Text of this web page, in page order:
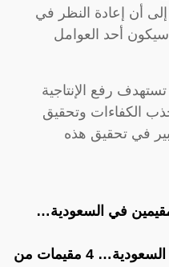
أن إعادة النظر في
سيكون أحد العوامل
رفع الإنتاجية
الكفاءات وتحقيق
في تحقيق هذه
في السعودية…
الحادثة التي هزة السعودية… 4 مقيمات من